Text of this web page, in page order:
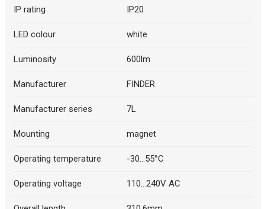
IP rating IP20
LED colour white
Luminosity 600lm
Manufacturer FINDER
Manufacturer series 7L
Mounting magnet
Operating temperature -30...55°C
Operating voltage 110...240V AC